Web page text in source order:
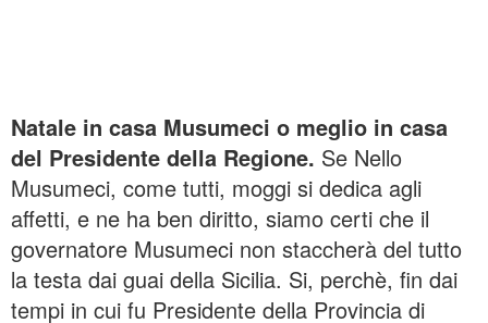
Natale in casa Musumeci o meglio in casa
del Presidente della Regione. Se Nello
Musumeci, come tutti, moggi si dedica agli
affetti, e ne ha ben diritto, siamo certi che il
governatore Musumeci non staccherà del tutto
la testa dai guai della Sicilia. Si, perchè, fin dai
tempi in cui fu Presidente della Provincia di